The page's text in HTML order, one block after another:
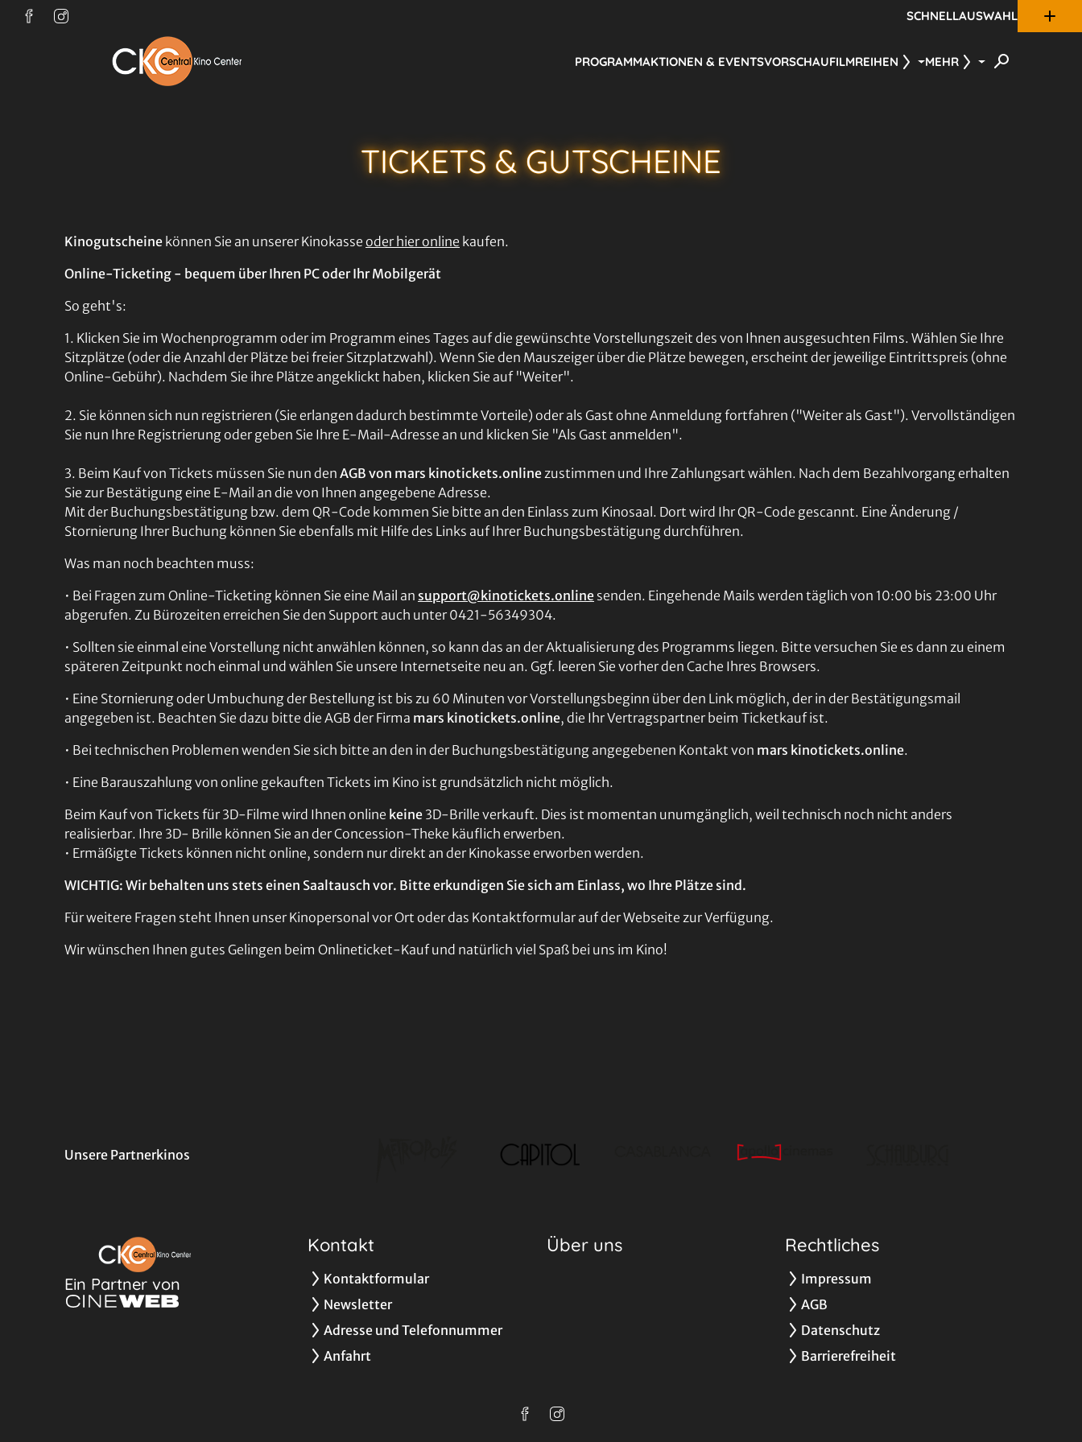
SCHNELLAUSWAHL
PROGRAMMAKTIONEN & EVENTSVORSCHAUFILMREIHEN MEHR
TICKETS & GUTSCHEINE
Kinogutscheine können Sie an unserer Kinokasse oder hier online kaufen.
Online-Ticketing - bequem über Ihren PC oder Ihr Mobilgerät
So geht's:
1. Klicken Sie im Wochenprogramm oder im Programm eines Tages auf die gewünschte Vorstellungszeit des von Ihnen ausgesuchten Films. Wählen Sie Ihre
Sitzplätze (oder die Anzahl der Plätze bei freier Sitzplatzwahl). Wenn Sie den Mauszeiger über die Plätze bewegen, erscheint der jeweilige Eintrittspreis (ohne
Online-Gebühr). Nachdem Sie ihre Plätze angeklickt haben, klicken Sie auf "Weiter".
2. Sie können sich nun registrieren (Sie erlangen dadurch bestimmte Vorteile) oder als Gast ohne Anmeldung fortfahren ("Weiter als Gast"). Vervollständigen
Sie nun Ihre Registrierung oder geben Sie Ihre E-Mail-Adresse an und klicken Sie "Als Gast anmelden".
3. Beim Kauf von Tickets müssen Sie nun den AGB von mars kinotickets.onlinezustimmen und Ihre Zahlungsart wählen. Nach dem Bezahlvorgang erhalten
Sie zur Bestätigung eine E-Mail an die von Ihnen angegebene Adresse.
Mit der Buchungsbestätigung bzw. dem QR-Code kommen Sie bitte an den Einlass zum Kinosaal. Dort wird Ihr QR-Code gescannt. Eine Änderung /
Stornierung Ihrer Buchung können Sie ebenfalls mit Hilfe des Links auf Ihrer Buchungsbestätigung durchführen.
Was man noch beachten muss:
• Bei Fragen zum Online-Ticketing können Sie eine Mail an support@kinotickets.online senden. Eingehende Mails werden täglich von 10:00 bis 23:00 Uhr
abgerufen. Zu Bürozeiten erreichen Sie den Support auch unter 0421-56349304.
• Sollten sie einmal eine Vorstellung nicht anwählen können, so kann das an der Aktualisierung des Programms liegen. Bitte versuchen Sie es dann zu einem
späteren Zeitpunkt noch einmal und wählen Sie unsere Internetseite neu an. Ggf. leeren Sie vorher den Cache Ihres Browsers.
• Eine Stornierung oder Umbuchung der Bestellung ist bis zu 60 Minuten vor Vorstellungsbeginn über den Link möglich, der in der Bestätigungsmail
angegeben ist. Beachten Sie dazu bitte die AGB der Firma mars kinotickets.online, die Ihr Vertragspartner beim Ticketkauf ist.
• Bei technischen Problemen wenden Sie sich bitte an den in der Buchungsbestätigung angegebenen Kontakt von mars kinotickets.online.
• Eine Barauszahlung von online gekauften Tickets im Kino ist grundsätzlich nicht möglich.
Beim Kauf von Tickets für 3D-Filme wird Ihnen online keine 3D-Brille verkauft. Dies ist momentan unumgänglich, weil technisch noch nicht anders
realisierbar. Ihre 3D- Brille können Sie an der Concession-Theke käuflich erwerben.
• Ermäßigte Tickets können nicht online, sondern nur direkt an der Kinokasse erworben werden.
WICHTIG: Wir behalten uns stets einen Saaltausch vor. Bitte erkundigen Sie sich am Einlass, wo Ihre Plätze sind.
Für weitere Fragen steht Ihnen unser Kinopersonal vor Ort oder das Kontaktformular auf der Webseite zur Verfügung.
Wir wünschen Ihnen gutes Gelingen beim Onlineticket-Kauf und natürlich viel Spaß bei uns im Kino!
Unsere Partnerkinos
Ein Partner von
Kontakt
Kontaktformular
Newsletter
Adresse und Telefonnummer
Anfahrt
Über uns Rechtliches
Impressum
AGB
Datenschutz
Barrierefreiheit